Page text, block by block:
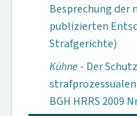
Besprechung der
publizierten
Strafgerichte)
Kühne- Der
BGH HRRS 2009